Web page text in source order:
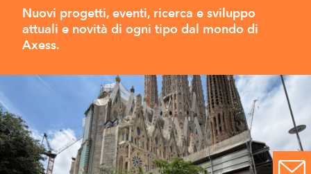
Nuovi progetti, eventi, ricerca e sviluppo
attuali e novità di ogni tipo dal mondo di
Axess.